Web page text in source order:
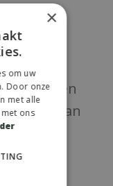
van
met
te maken
is dan
te
het
×
om uw
Door onze
met alle
ons